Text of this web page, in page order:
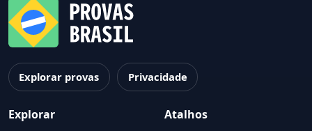
Explorar provas Privacidade
Explorar
Atalhos